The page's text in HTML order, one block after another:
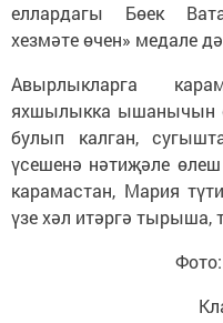
еллардагы Бөек
хезмәте өчен» медале
Авырлыкларга
яхшылыкка ышанычын
булып калган,
үсешенә нәтиҗәле
карамастан, Мария
үзе хәл итәргә тырыша,